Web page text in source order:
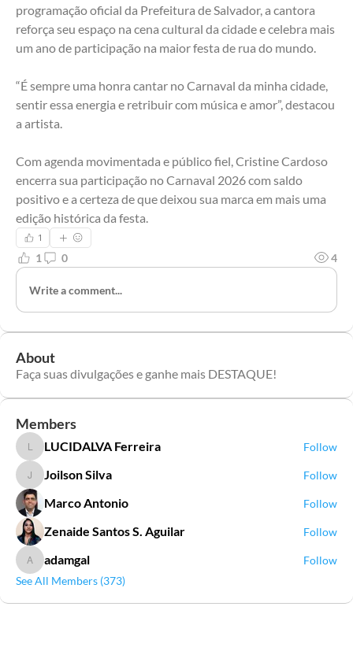
programação oficial da Prefeitura de Salvador, a cantora
reforça seu espaço na cena cultural da cidade e celebra mais
um ano de participação na maior festa de rua do mundo.
“É sempre uma honra cantar no Carnaval da minha cidade,
sentir essa energia e retribuir com música e amor”, destacou
a artista.
Com agenda movimentada e público fiel, Cristine Cardoso
encerra sua participação no Carnaval 2026 com saldo
positivo e a certeza de que deixou sua marca em mais uma
edição histórica da festa.
1
1 0 4
Write a comment...
About
Faça suas divulgações e ganhe mais DESTAQUE!
Members
LUCIDALVA Ferreira
LUCIDALVA Ferreira Follow
Joilson Silva
Joilson Silva Follow
Marco Antonio Follow
Zenaide Santos S. Aguilar Follow
adamgal
adamgal
Follow
See All Members (373)